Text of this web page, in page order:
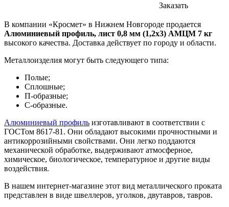
Заказать
В компании «Кросмет» в Нижнем Новгороде продается
Алюминиевый профиль, лист 0,8 мм (1,2х3) АМЦМ 7 кг
высокого качества. Доставка действует по городу и области.
Металлоизделия могут быть следующего типа:
Полые;
Сплошные;
П-образные;
С-образные.
Алюминиевый профиль изготавливают в соответствии с
ГОСТом 8617-81. Они обладают высокими прочностными и
антикоррозийными свойствами. Они легко поддаются
механической обработке, выдерживают атмосферное,
химическое, биологическое, температурное и другие виды
воздействия.
В нашем интернет-магазине этот вид металлического проката
представлен в виде швеллеров, уголков, двутавров, тавров.